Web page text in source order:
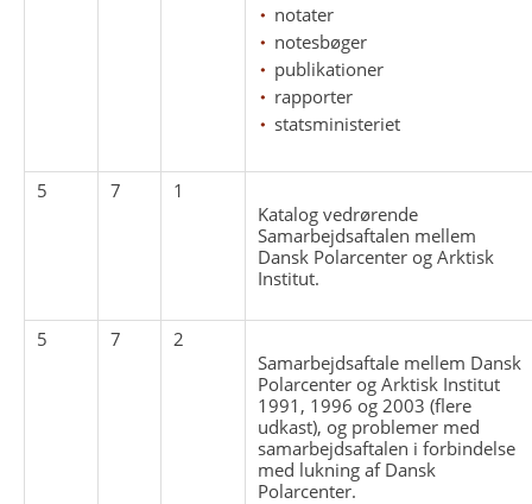
notater
notesbøger
publikationer
rapporter
statsministeriet
5 7
1
Katalog vedrørende
Samarbejdsaftalen mellem
Dansk Polarcenter og Arktisk
Institut.
5 7
2
Samarbejdsaftale mellem Dansk
Polarcenter og Arktisk Institut
1991, 1996 og 2003 (flere
udkast), og problemer med
samarbejdsaftalen i forbindelse
med lukning af Dansk
Polarcenter.